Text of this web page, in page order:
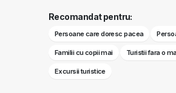
Recomandat pentru:
Persoane care doresc pacea
Familii cu copii mai Turistii fara o
Excursii turistice